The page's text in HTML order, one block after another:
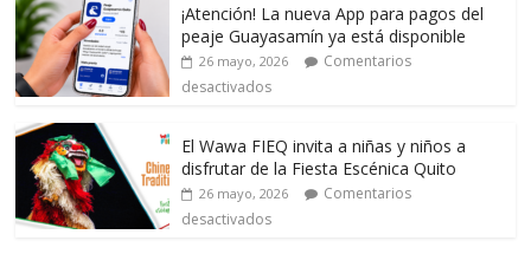
¡Atención! La nueva App para pagos del
peaje Guayasamín ya está disponible
26 mayo, 2026
Comentarios
desactivados
El Wawa FIEQ invita a niñas y niños a
disfrutar de la Fiesta Escénica Quito
26 mayo, 2026
Comentarios
desactivados